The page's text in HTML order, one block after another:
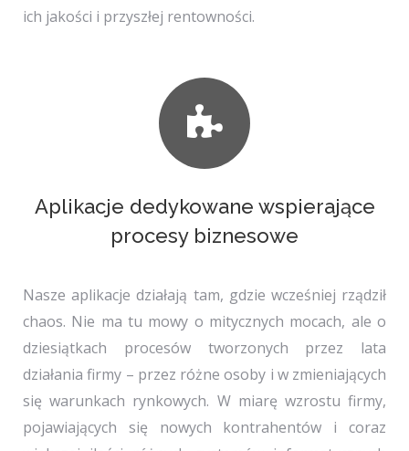
ich jakości i przyszłej rentowności.
Aplikacje dedykowane wspierające
procesy biznesowe
Nasze aplikacje działają tam, gdzie wcześniej rządził
chaos. Nie ma tu mowy o mitycznych mocach, ale o
dziesiątkach procesów tworzonych przez lata
działania firmy – przez różne osoby i w zmieniających
się warunkach rynkowych. W miarę wzrostu firmy,
pojawiających się nowych kontrahentów i coraz